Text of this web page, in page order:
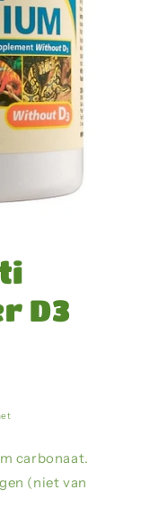
D3
carbonaat.
(niet van